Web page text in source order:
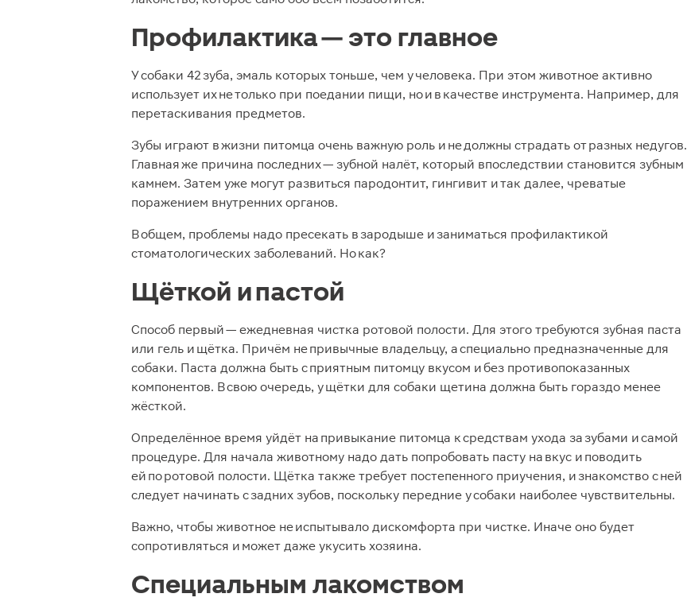
Профилактика — это главное
У собаки 42 зуба, эмаль которых тоньше, чем у человека. При этом животное активно
использует их не только при поедании пищи, но и в качестве инструмента. Например, для
перетаскивания предметов.
Зубы играют в жизни питомца очень важную роль и не должны страдать от разных недугов.
Главная же причина последних — зубной налёт, который впоследствии становится зубным
камнем. Затем уже могут развиться пародонтит, гингивит и так далее, чреватые
поражением внутренних органов.
В общем, проблемы надо пресекать в зародыше и заниматься профилактикой
стоматологических заболеваний. Но как?
Щёткой и пастой
Способ первый — ежедневная чистка ротовой полости. Для этого требуются зубная паста
или гель и щётка. Причём не привычные владельцу, а специально предназначенные для
собаки. Паста должна быть с приятным питомцу вкусом и без противопоказанных
компонентов. В свою очередь, у щётки для собаки щетина должна быть гораздо менее
жёсткой.
Определённое время уйдёт на привыкание питомца к средствам ухода за зубами и самой
процедуре. Для начала животному надо дать попробовать пасту на вкус и поводить
ей по ротовой полости. Щётка также требует постепенного приучения, и знакомство с ней
следует начинать с задних зубов, поскольку передние у собаки наиболее чувствительны.
Важно, чтобы животное не испытывало дискомфорта при чистке. Иначе оно будет
сопротивляться и может даже укусить хозяина.
Специальным лакомством